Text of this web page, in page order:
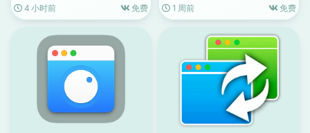
4 小时前 免费 1 周前 免费